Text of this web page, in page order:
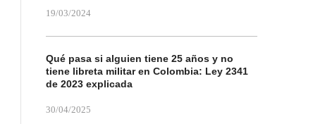
19/03/2024
Qué pasa si alguien tiene 25 años y no
tiene libreta militar en Colombia: Ley 2341
de 2023 explicada
30/04/2025